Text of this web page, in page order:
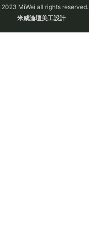
MiWei all rights reserved.
米威論壇美工設計